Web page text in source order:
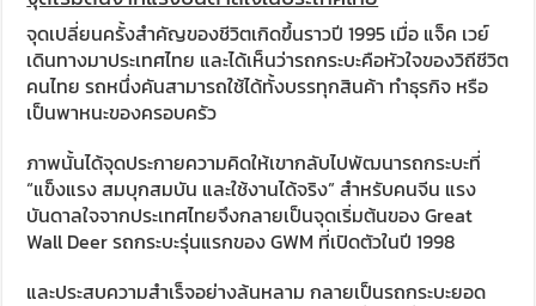
จุดเปลี่ยนครั้งสำคัญของชีวิตเกิดขึ้นราวปี 1995 เมื่อ แจ็ค เวย์
เดินทางมาประเทศไทย และได้เห็นว่ารถกระบะคือหัวใจของวิถีชีวิต
คนไทย รถหนึ่งคันสามารถใช้ได้ทั้งบรรทุกสินค้า ทำธุรกิจ หรือ
เป็นพาหนะของครอบครัว
ภาพนั้นได้จุดประกายความคิดให้เขากลับไปพัฒนารถกระบะที่
“แข็งแรง สมบุกสมบัน และใช้งานได้จริง” สำหรับคนจีน แรง
บันดาลใจจากประเทศไทยจึงกลายเป็นจุดเริ่มต้นของ Great
Wall Deer รถกระบะรุ่นแรกของ GWM ที่เปิดตัวในปี 1998
และประสบความสำเร็จอย่างล้นหลาม กลายเป็นรถกระบะยอด